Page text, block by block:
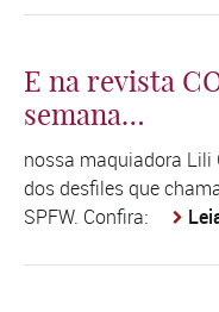
E na revista
semana…
nossa maquiadora Lili
dos desfiles que
SPFW. Confira: